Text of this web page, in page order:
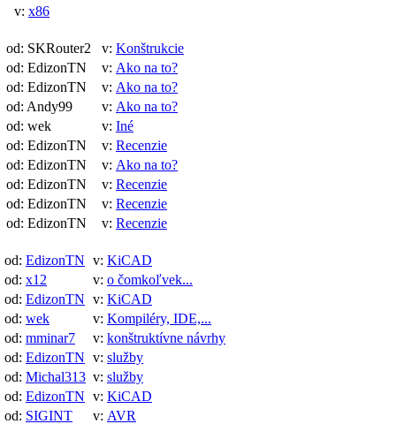
v: x86
od: SKRouter2 v: Konštrukcie
od: EdizonTN v: Ako na to?
od: EdizonTN v: Ako na to?
od: Andy99 v: Ako na to?
od: wek v: Iné
od: EdizonTN v: Recenzie
od: EdizonTN v: Ako na to?
od: EdizonTN v: Recenzie
od: EdizonTN v: Recenzie
od: EdizonTN v: Recenzie
od: EdizonTN v: KiCAD
od: x12 v: o čomkoľvek...
od: EdizonTN v: KiCAD
od: wek v: Kompiléry, IDE,...
od: mminar7 v: konštruktívne návrhy
od: EdizonTN v: služby
od: Michal313 v: služby
od: EdizonTN v: KiCAD
od: SIGINT v: AVR